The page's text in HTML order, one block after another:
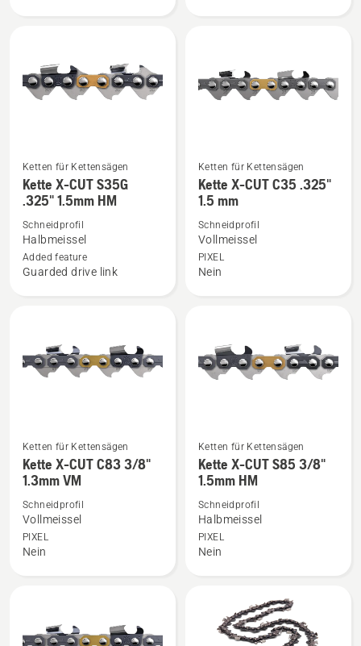
anzeigen
VM
anzeigen
Mehr
Details
zu
Kette
CUT
anzeigen
Ketten für Kettensägen
Kette X-CUT S35G
.325" 1.5mm HM
Schneidprofil
Halbmeissel
Added feature
Guarded drive link
Mehr
Details
Kette
CUT
anzeigen
Ketten für Kettensägen
Kette X-CUT C35 .325"
1.5 mm
Schneidprofil
Vollmeissel
PIXEL
Nein
Mehr
Details
Kette
CUT
Ketten für Kettensägen
Kette X-CUT C83 3/8"
1.3mm VM
Schneidprofil
Vollmeissel
PIXEL
Nein
Mehr
Details
Kette
CUT
Ketten für Kettensägen
Kette X-CUT S85 3/8"
1.5mm HM
Schneidprofil
Halbmeissel
PIXEL
Nein